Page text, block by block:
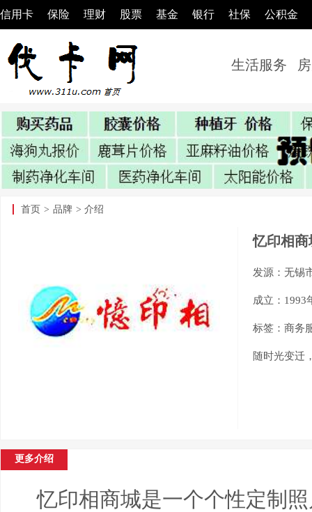
信用卡 保险 理财 股票 基金 银行 社保 公积金
生活服务
首页 > 品牌 > 介绍
忆印相
发源：无锡
成立：1993
标签：商务
随时光变迁
更多介绍
忆印相商城是一个个性定制